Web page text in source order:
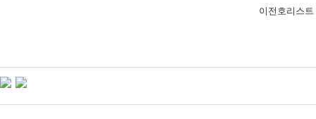
이전호리스